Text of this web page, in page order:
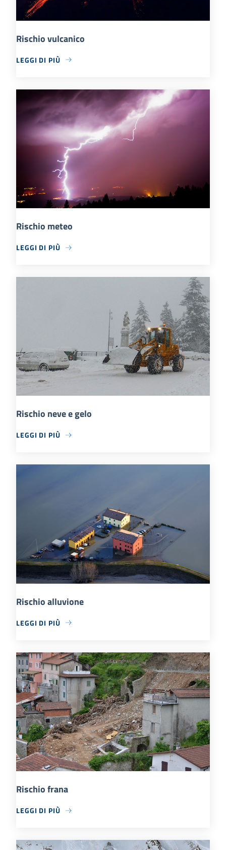
Rischio vulcanico
LEGGI DI PIÙ
Rischio meteo
LEGGI DI PIÙ
Rischio neve e gelo
LEGGI DI PIÙ
Rischio alluvione
LEGGI DI PIÙ
Rischio frana
LEGGI DI PIÙ